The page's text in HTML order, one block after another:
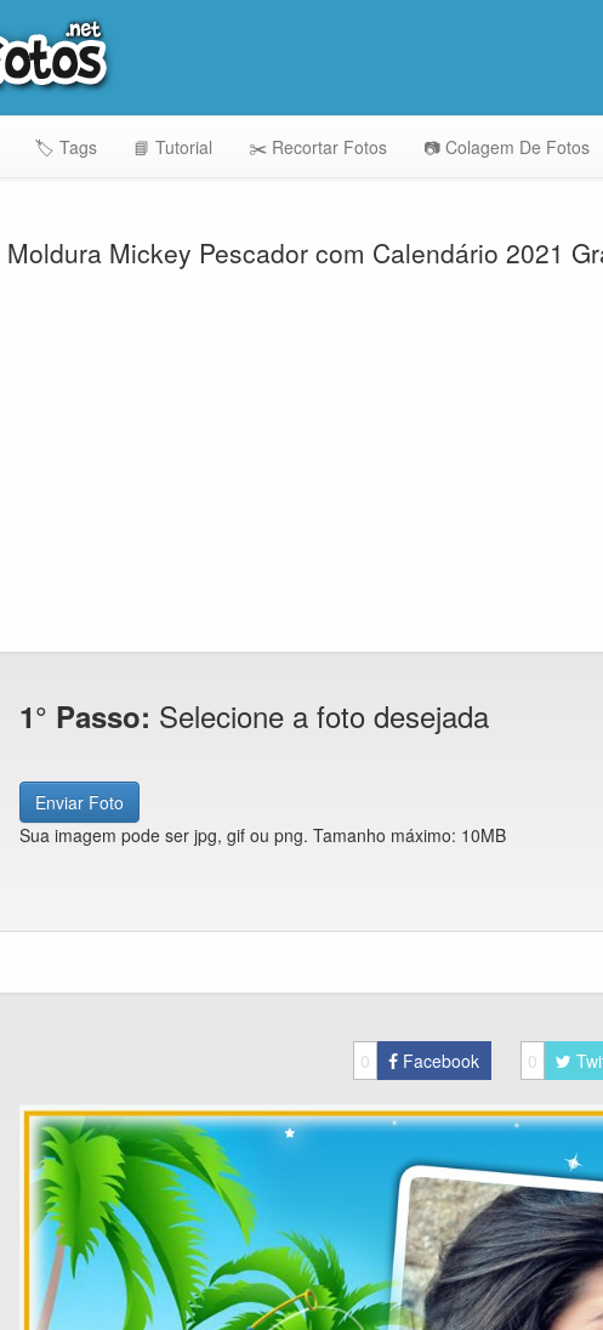
🏷️ Tags 📘 Tutorial ✂️ Recortar Fotos 📷 Colagem De Fotos
Moldura Mickey Pescador com Calendário 2021
1° Passo: Selecione a foto desejada
Enviar Foto
Sua imagem pode ser jpg, gif ou png. Tamanho máximo: 10MB
0 Facebook 0